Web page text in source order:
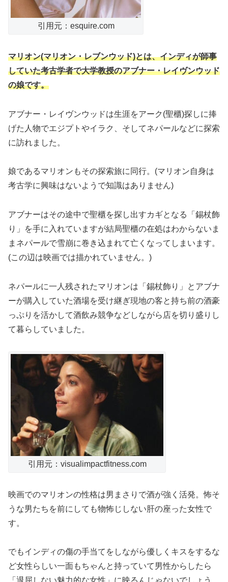
引用元：esquire.com
マリオン(マリオン・レブンウッド)とは、インディが師事
していた考古学者で大学教授のアブナー・レイヴンウッド
の娘です。
アブナー・レイヴンウッドは生涯をアーク(聖櫃)探しに捧
げた人物でエジプトやイラク、そしてネパールなどに探索
に訪れました。
娘であるマリオンもその探索旅に同行。(マリオン自身は
考古学に興味はないようで知識はありません)
アブナーはその途中で聖櫃を探し出すカギとなる「錫杖飾
り」を手に入れていますが結局聖櫃の在処はわからないま
まネパールで雪崩に巻き込まれて亡くなってしまいます。
(この辺は映画では描かれていません。)
ネパールに一人残されたマリオンは「錫杖飾り」とアブナ
ーが購入していた酒場を受け継ぎ現地の客と持ち前の酒豪
っぷりを活かして酒飲み競争などしながら店を切り盛りし
て暮らしていました。
引用元：visualimpactfitness.com
映画でのマリオンの性格は男まさりで酒が強く活発。怖そ
うな男たちを前にしても物怖じしない肝の座った女性で
す。
でもインディの傷の手当てをしながら優しくキスをするな
ど女性らしい一面もちゃんと持っていて男性からしたら